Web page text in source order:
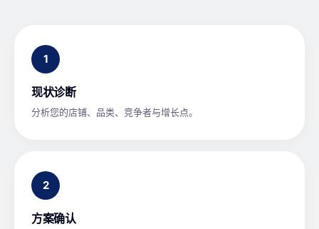
1
现状诊断
分析您的店铺、品类、竞争者与增长点。
2
方案确认